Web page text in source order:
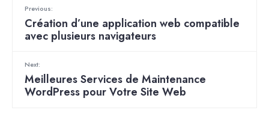
Previous:
Création d’une application web compatible
avec plusieurs navigateurs
Next:
Meilleures Services de Maintenance
WordPress pour Votre Site Web